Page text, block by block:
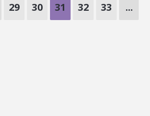
29 30 31 32 33 ...